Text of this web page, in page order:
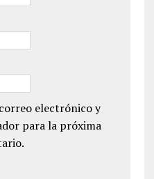
electrónico y
para la próxima